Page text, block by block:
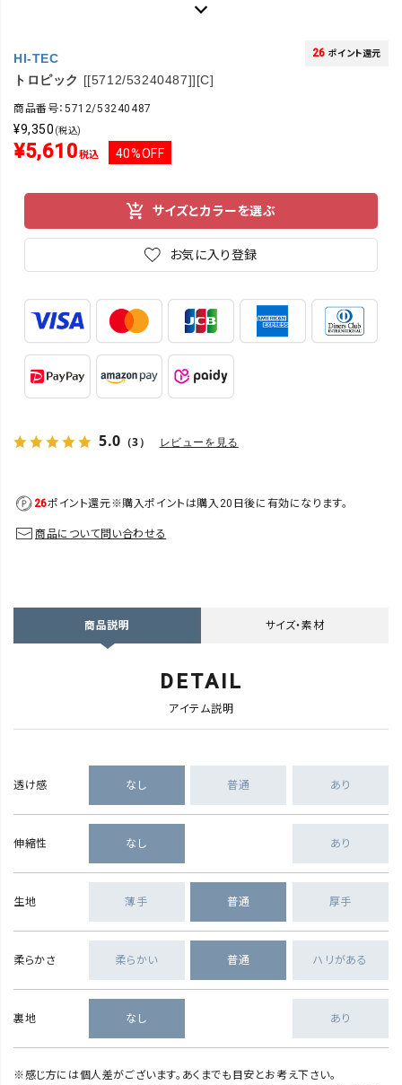
HI-TEC
トロピック [[5712/53240487]][C]
26 ポイント還元
商品番号：5712/53240487
¥9,350 (税込)
¥5,610税込 40%OFF
サイズとカラーを選ぶ
お気に入り登録
5.0 （3） レビューを見る
26ポイント還元※購入ポイントは購入20日後に有効になります。
商品について問い合わせる
商品説明 サイズ・素材
DETAIL
アイテム説明
透け感 なし 普通 あり
伸縮性 なし あり
生地 薄手 普通 厚手
柔らかさ 柔らかい 普通 ハリがある
裏地 なし あり
※感じ方には個人差がございます。あくまでも目安とお考え下さい。